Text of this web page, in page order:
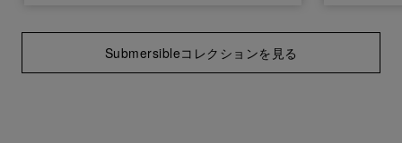
Submersibleコレクションを見る